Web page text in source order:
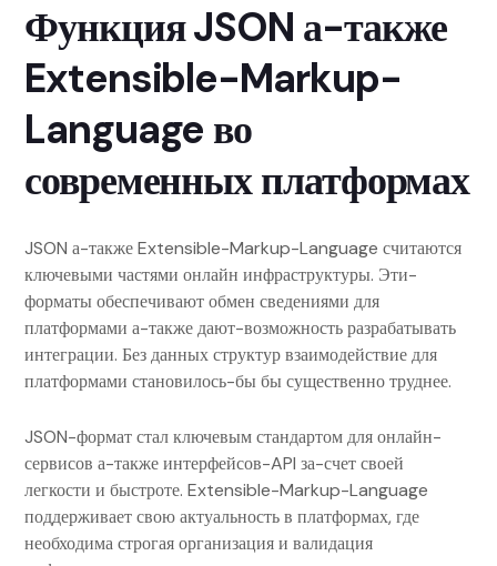
Функция JSON а-также
Extensible-Markup-
Language во
современных платформах
JSON а-также Extensible-Markup-Language считаются
ключевыми частями онлайн инфраструктуры. Эти-
форматы обеспечивают обмен сведениями для
платформами а-также дают-возможность разрабатывать
интеграции. Без данных структур взаимодействие для
платформами становилось-бы бы существенно труднее.
JSON-формат стал ключевым стандартом для онлайн-
сервисов а-также интерфейсов-API за-счет своей
легкости и быстроте. Extensible-Markup-Language
поддерживает свою актуальность в платформах, где
необходима строгая организация и валидация